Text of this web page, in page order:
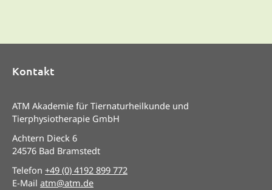
Kontakt
ATM Akademie für Tiernaturheilkunde und
Tierphysiotherapie GmbH
Achtern Dieck 6
24576 Bad Bramstedt
Telefon +49 (0) 4192 899 772
E-Mail atm@atm.de